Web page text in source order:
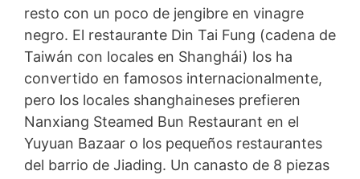
resto con un poco de jengibre en vinagre
negro. El restaurante Din Tai Fung (cadena de
Taiwán con locales en Shanghái) los ha
convertido en famosos internacionalmente,
pero los locales shanghaineses prefieren
Nanxiang Steamed Bun Restaurant en el
Yuyuan Bazaar o los pequeños restaurantes
del barrio de Jiading. Un canasto de 8 piezas